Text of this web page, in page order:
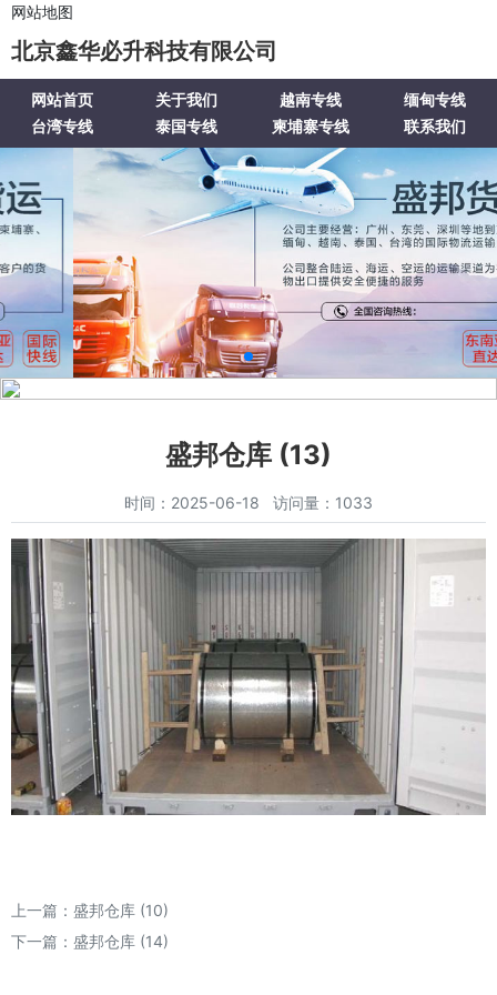
网站地图
北京鑫华必升科技有限公司
网站首页 关于我们 越南专线
缅甸专线
台湾专线
泰国专线 柬埔寨专线 联系我们
盛邦仓库 (13)
时间：2025-06-18 访问量：1033
上一篇： 盛邦仓库 (10)
下一篇： 盛邦仓库 (14)